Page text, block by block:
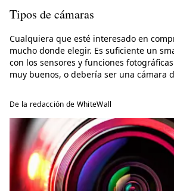
Tipos de cámaras
Cualquiera que esté interesado en
mucho donde elegir. Es suficiente un
con los sensores y funciones
muy buenos, o debería ser una cámara
De la redacción de WhiteWall